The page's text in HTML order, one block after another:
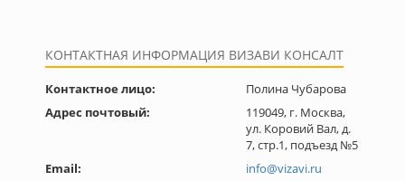
КОНТАКТНАЯ ИНФОРМАЦИЯ ВИЗАВИ КОНСАЛТ
Контактное лицо:
Полина Чубарова
Адрес почтовый:
119049, г. Москва,
ул. Коровий Вал, д.
7, стр.1, подъезд №5
Email:
info@vizavi.ru